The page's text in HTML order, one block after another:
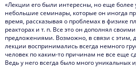
«Лекции его были интересны, но еще
небольшие семинары, которые он иногда
время, рассказывая о проблемах в физике
реакторах и т. п. Все это он дополнял
предложениями. Возможно, в связи с этим,
лекции воспринимались всегда немного
человек по каким-то причинам не все еще
Ведь у него всегда было много уникальных